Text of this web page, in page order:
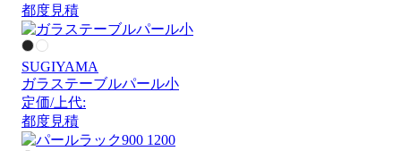
都度見積
SUGIYAMA
ガラステーブルパール小
定価/上代:
都度見積